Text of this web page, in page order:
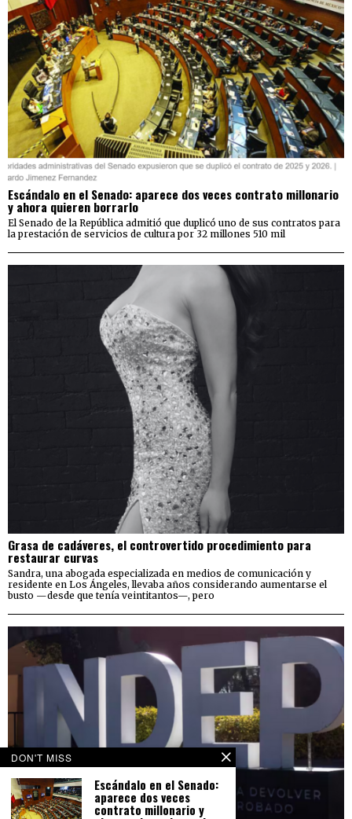
Escándalo en el Senado: aparece dos veces contrato millonario
y ahora quieren borrarlo
El Senado de la República admitió que duplicó uno de sus contratos para
la prestación de servicios de cultura por 32 millones 510 mil
Grasa de cadáveres, el controvertido procedimiento para
restaurar curvas
Sandra, una abogada especializada en medios de comunicación y
residente en Los Ángeles, llevaba años considerando aumentarse el
busto —desde que tenía veintitantos—, pero
DON'T MISS
Escándalo en el Senado:
aparece dos veces
contrato millonario y